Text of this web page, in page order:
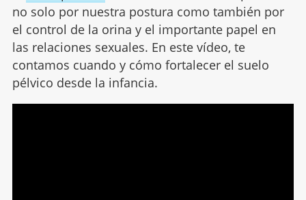
no solo por nuestra postura como también por
el control de la orina y el importante papel en
las relaciones sexuales. En este vídeo, te
contamos cuando y cómo fortalecer el suelo
pélvico desde la infancia.